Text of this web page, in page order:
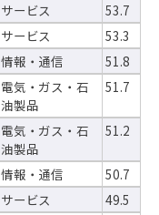
サービス
53.7
サービス
53.3
情報・通信
51.8
電気・ガス・石
油製品
51.7
電気・ガス・石
油製品
51.2
情報・通信
50.7
サービス
49.5